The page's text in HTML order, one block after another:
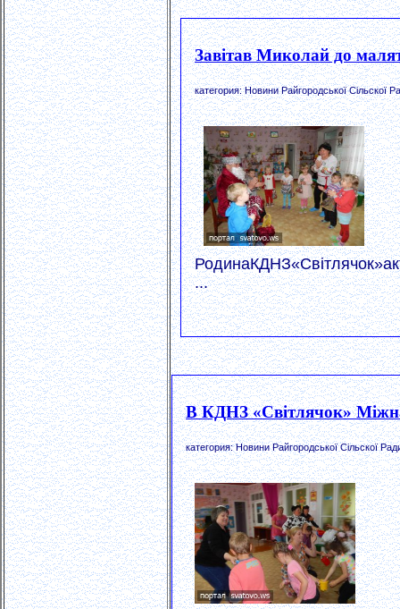
Завітав Миколай до
категория: Новини Райгородської Сільскої
...
В КДНЗ «Світлячок»
категория: Новини Райгородської Сільскої